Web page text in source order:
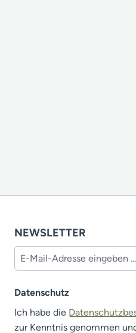
NEWSLETTER
Datenschutz
Ich habe die
zur Kenntnis genommen